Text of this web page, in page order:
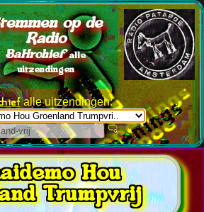
op de
Radio
BaHrchief alle
uitzendingen
alle uitzendingen:
Hou
Trumpvrij